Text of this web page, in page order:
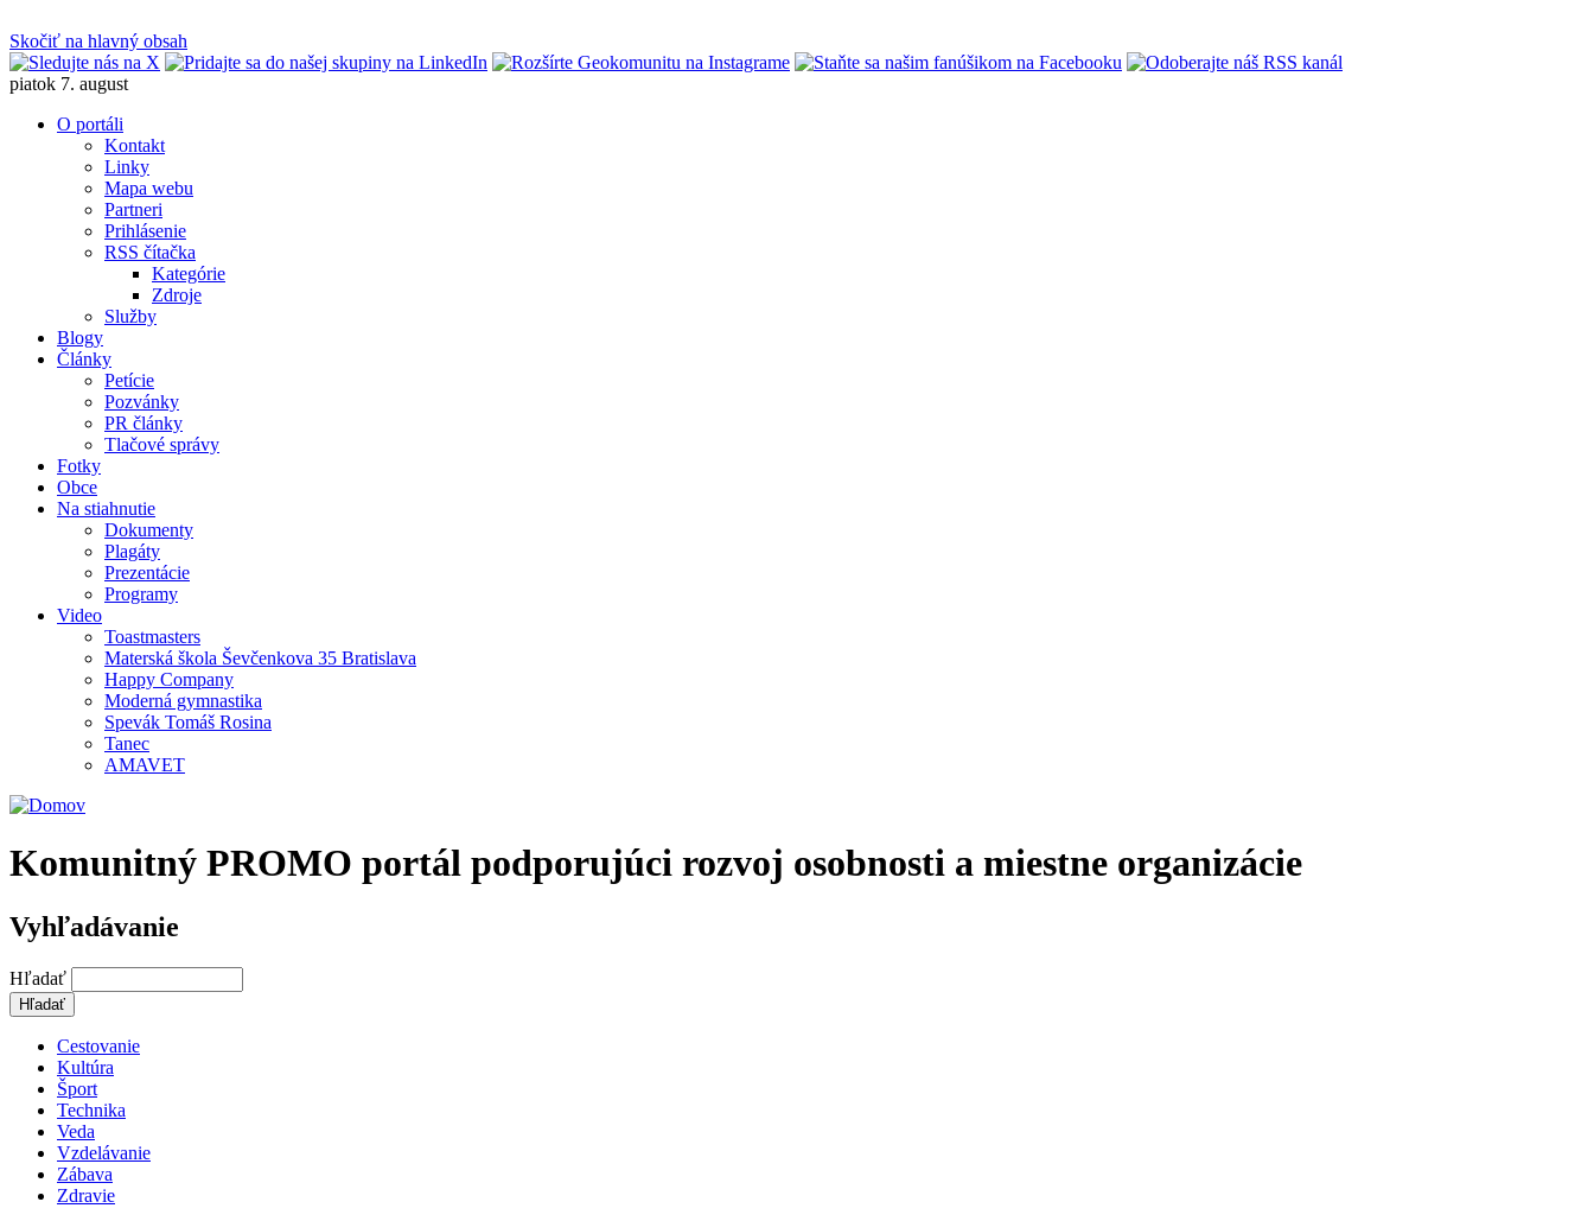
Skočiť na hlavný obsah
piatok 7. august
O portáli
Kontakt
Linky
Mapa webu
Partneri
Prihlásenie
RSS čítačka
Kategórie
Zdroje
Služby
Blogy
Články
Petície
Pozvánky
PR články
Tlačové správy
Fotky
Obce
Na stiahnutie
Dokumenty
Plagáty
Prezentácie
Programy
Video
Toastmasters
Materská škola Ševčenkova 35 Bratislava
Happy Company
Moderná gymnastika
Spevák Tomáš Rosina
Tanec
AMAVET
Komunitný PROMO portál podporujúci rozvoj osobnosti a miestne organizácie
Vyhľadávanie
Hľadať
Cestovanie
Kultúra
Šport
Technika
Veda
Vzdelávanie
Zábava
Zdravie